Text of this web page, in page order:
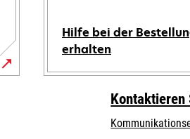
Hilfe bei der
erhalten
Kontaktieren